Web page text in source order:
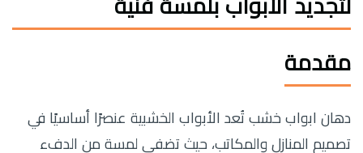
لتجديد الأبواب بلمسة فنية
مقدمة
دهان ابواب خشب تُعد الأبواب الخشبية عنصرًا أساسيًا في
تصميم المنازل والمكاتب، حيث تضفي لمسة من الدفء